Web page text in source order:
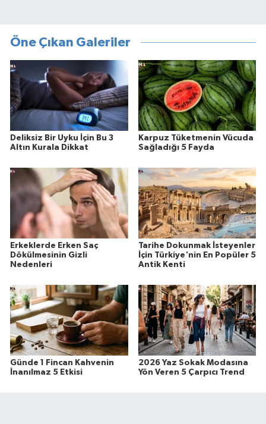
Öne Çıkan Galeriler
Deliksiz Bir Uyku İçin Bu 3
Altın Kurala Dikkat
Karpuz Tüketmenin Vücuda
Sağladığı 5 Fayda
Erkeklerde Erken Saç
Dökülmesinin Gizli
Nedenleri
Tarihe Dokunmak İsteyenler
İçin Türkiye'nin En Popüler 5
Antik Kenti
Günde 1 Fincan Kahvenin
İnanılmaz 5 Etkisi
2026 Yaz Sokak Modasına
Yön Veren 5 Çarpıcı Trend